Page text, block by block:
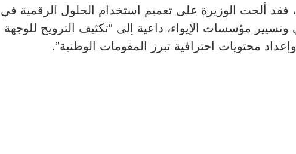
فقد ألحت الوزيرة على تعميم استخدام الحلول الرقمية في
مؤسسات الإيواء، داعية إلى “تكثيف الترويج للوجهة
محتويات احترافية تبرز المقومات الوطنية”.